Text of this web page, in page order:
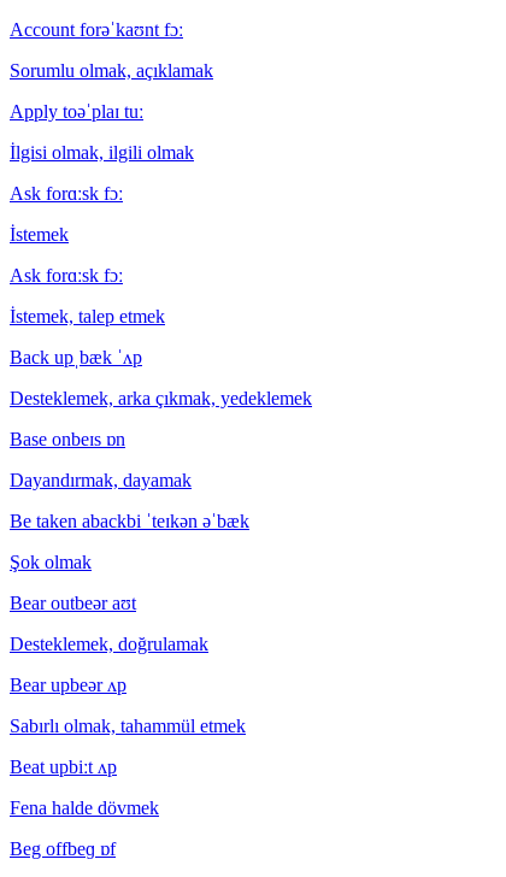
Account forəˈkaʊnt fɔː
Sorumlu olmak, açıklamak
Apply toəˈplaɪ tuː
İlgisi olmak, ilgili olmak
Ask forɑːsk fɔː
İstemek
Ask forɑːsk fɔː
İstemek, talep etmek
Back up ˌbæk ˈʌp
Desteklemek, arka çıkmak, yedeklemek
Base onbeɪs ɒn
Dayandırmak, dayamak
Be taken abackbi ˈteɪkən əˈbæk
Şok olmak
Bear outbeər aʊt
Desteklemek, doğrulamak
Bear upbeər ʌp
Sabırlı olmak, tahammül etmek
Beat upbiːt ʌp
Fena halde dövmek
Beg offbeɡ ɒf